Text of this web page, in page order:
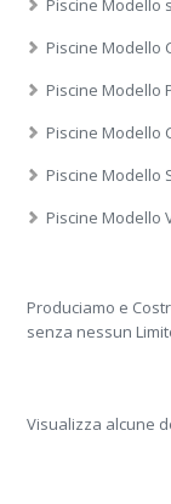
Piscine Modello
Piscine Modello
Piscine Modello
Piscine Modello
Piscine Modello
Piscine Modello
Produciamo e
senza nessun
Visualizza alcune